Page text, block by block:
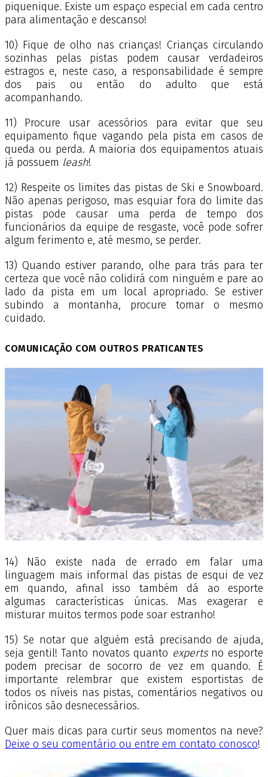
piquenique. Existe um espaço especial em cada centro
para alimentação e descanso!
10) Fique de olho nas crianças! Crianças circulando
sozinhas pelas pistas podem causar verdadeiros
estragos e, neste caso, a responsabilidade é sempre
dos pais ou então do adulto que está
acompanhando.
11) Procure usar acessórios para evitar que seu
equipamento fique vagando pela pista em casos de
queda ou perda. A maioria dos equipamentos atuais
já possuem leash!
12) Respeite os limites das pistas de Ski e Snowboard.
Não apenas perigoso, mas esquiar fora do limite das
pistas pode causar uma perda de tempo dos
funcionários da equipe de resgaste, você pode sofrer
algum ferimento e, até mesmo, se perder.
13) Quando estiver parando, olhe para trás para ter
certeza que você não colidirá com ninguém e pare ao
lado da pista em um local apropriado. Se estiver
subindo a montanha, procure tomar o mesmo
cuidado.
COMUNICAÇÃO COM OUTROS PRATICANTES
14) Não existe nada de errado em falar uma
linguagem mais informal das pistas de esqui de vez
em quando, afinal isso também dá ao esporte
algumas características únicas. Mas exagerar e
misturar muitos termos pode soar estranho!
15) Se notar que alguém está precisando de ajuda,
seja gentil! Tanto novatos quanto expertsno esporte
podem precisar de socorro de vez em quando. É
importante relembrar que existem esportistas de
todos os níveis nas pistas, comentários negativos ou
irônicos são desnecessários.
Quer mais dicas para curtir seus momentos na neve?
Deixe o seu comentário ou entre em contato conosco!